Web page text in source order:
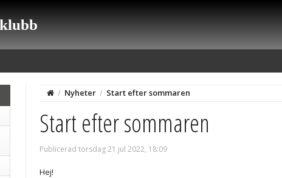
/ Nyheter / Start efter sommaren
Start efter sommaren
Publicerad torsdag 21 jul 2022, 18:09
Hej!